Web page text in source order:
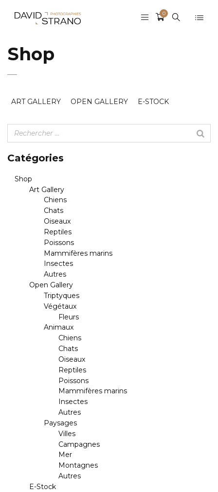
0
Shop
ART GALLERY OPEN GALLERY E-STOCK
Catégories
Shop
Art Gallery
Chiens
Chats
Oiseaux
Reptiles
Poissons
Mammifères marins
Insectes
Autres
Open Gallery
Triptyques
Végétaux
Fleurs
Animaux
Chiens
Chats
Oiseaux
Reptiles
Poissons
Mammifères marins
Insectes
Autres
Paysages
Villes
Campagnes
Mer
Montagnes
Autres
E-Stock